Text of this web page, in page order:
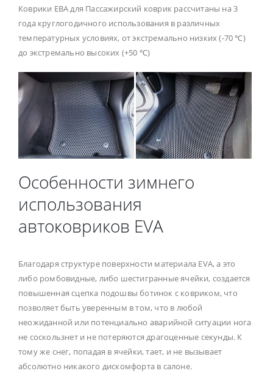
Коврики ЕВА для Пассажирский коврик рассчитаны на 3
года круглогодичного использования в различных
температурных условиях, от экстремально низких (-70 ℃)
до экстремально высоких (+50 ℃)
Особенности зимнего
использования
автоковриков EVA
Благодаря структуре поверхности материала EVA, а это
либо ромбовидные, либо шестигранные ячейки, создается
повышенная сцепка подошвы ботинок с ковриком, что
позволяет быть уверенным в том, что в любой
неожиданной или потенциально аварийной ситуации нога
не соскользнет и не потеряются драгоценные секунды. К
тому же снег, попадая в ячейки, тает, и не вызывает
абсолютно никакого дискомфорта в салоне.